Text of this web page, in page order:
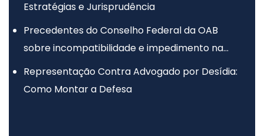
Estratégias e Jurisprudência
Precedentes do Conselho Federal da OAB
sobre incompatibilidade e impedimento na
advocacia
Representação Contra Advogado por Desídia:
Como Montar a Defesa